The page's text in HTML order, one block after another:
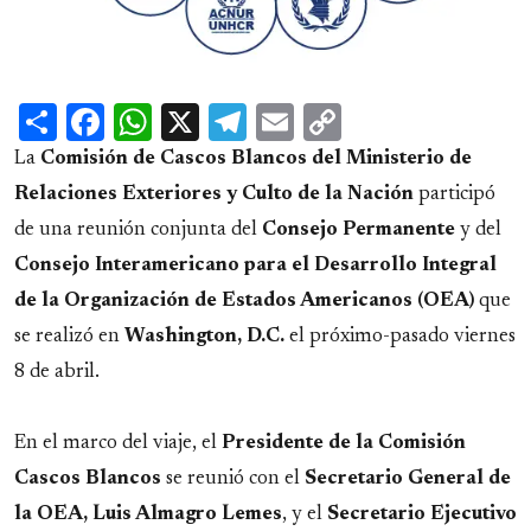
ShareFacebook
WhatsApp
X Telegram
Email
Link
La Comisión de Cascos Blancos del Ministerio de
Relaciones Exteriores y Culto de la Nación participó
de una reunión conjunta del Consejo Permanente y del
Consejo Interamericano para el Desarrollo Integral
de la Organización de Estados Americanos (OEA) que
se realizó en Washington, D.C. el próximo-pasado viernes
8 de abril.
En el marco del viaje, el Presidente de la Comisión
Cascos Blancos se reunió con el Secretario General de
la OEA, Luis Almagro Lemes, y el Secretario Ejecutivo